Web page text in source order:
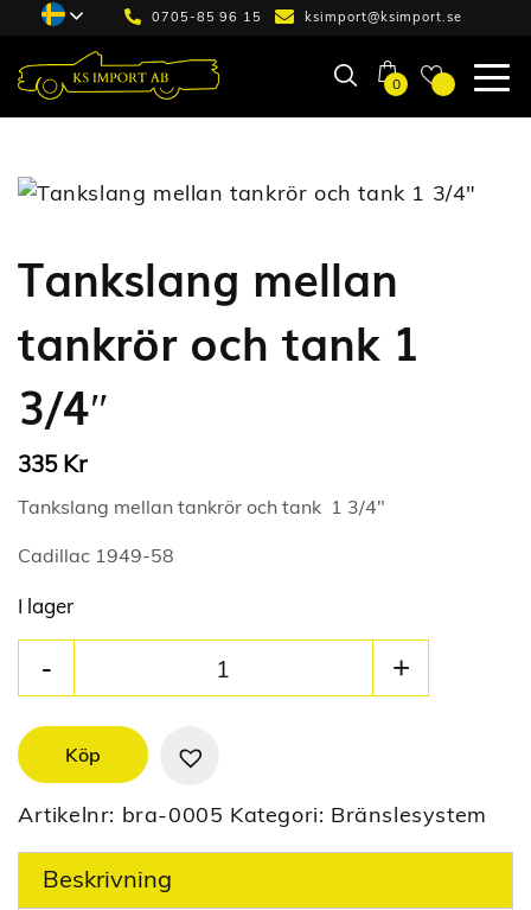
0705-85 96 15 ksimport@ksimport.se
0
Tankslang mellan
tankrör och tank 1
3/4″
335 Kr
Tankslang mellan tankrör och tank 1 3/4″
Cadillac 1949-58
I lager
Köp
Artikelnr: bra-0005 Kategori: Bränslesystem
Beskrivning